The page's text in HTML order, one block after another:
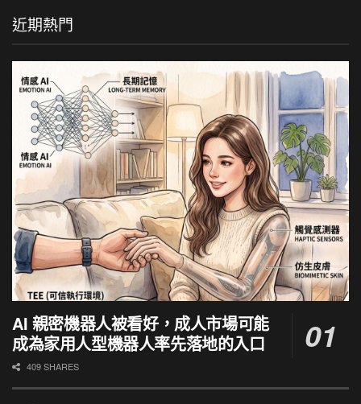
近期熱門
AI 親密機器人被看好，成人市場可能
成為家用人型機器人率先落地的入口
409 SHARES